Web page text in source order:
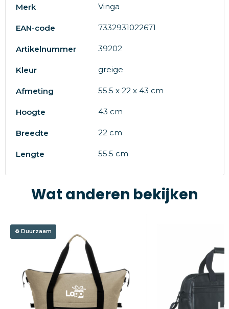
Merk Vinga
EAN-code 7332931022671
Artikelnummer 39202
Kleur greige
Afmeting 55.5 x 22 x 43 cm
Hoogte 43 cm
Breedte 22 cm
Lengte 55.5 cm
Wat anderen bekijken
Duurzaam